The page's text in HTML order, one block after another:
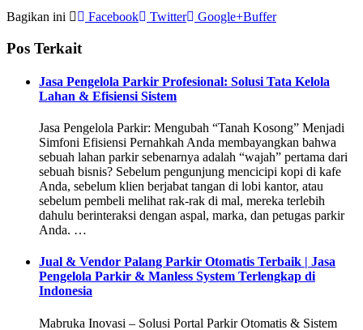
Bagikan ini Facebook Twitter Google+Buffer
Pos Terkait
Jasa Pengelola Parkir Profesional: Solusi Tata Kelola
Lahan & Efisiensi Sistem
Jasa Pengelola Parkir: Mengubah “Tanah Kosong” Menjadi
Simfoni Efisiensi Pernahkah Anda membayangkan bahwa
sebuah lahan parkir sebenarnya adalah “wajah” pertama dari
sebuah bisnis? Sebelum pengunjung mencicipi kopi di kafe
Anda, sebelum klien berjabat tangan di lobi kantor, atau
sebelum pembeli melihat rak-rak di mal, mereka terlebih
dahulu berinteraksi dengan aspal, marka, dan petugas parkir
Anda. …
Jual & Vendor Palang Parkir Otomatis Terbaik | Jasa
Pengelola Parkir & Manless System Terlengkap di
Indonesia
Mabruka Inovasi – Solusi Portal Parkir Otomatis & Sistem